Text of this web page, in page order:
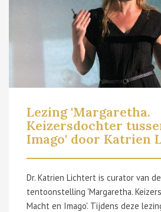
Lezing 'Margaretha.
Keizersdochter
Imago' door Katrien
Dr. Katrien Lichtert is curator van
tentoonstelling 'Margaretha.